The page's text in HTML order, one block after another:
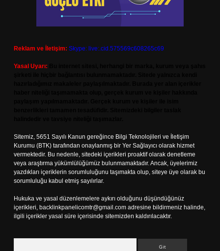
Reklam ve İletişim: Skype: live:.cid.575569c608265c69
Yasal Uyarı:
Sitemiz, 5651 Sayılı Kanun gereğince Bilgi Teknolojileri ve İletişim
Kurumu (BTK) tarafından onaylanmış bir Yer Sağlayıcı olarak hizmet
vermektedir. Bu nedenle, sitedeki içerikleri proaktif olarak denetleme
veya araştırma yükümlülüğümüz bulunmamaktadır. Ancak, üyelerimiz
yazdıkları içeriklerin sorumluluğunu taşımakta olup, siteye üye olarak bu
sorumluluğu kabul etmiş sayılırlar.
Hukuka ve yasal düzenlemelere aykırı olduğunu düşündüğünüz
içerikleri, backlinkpanelicomtr@gmail.com adresine bildirmeniz halinde,
ilgili içerikler yasal süre içerisinde sitemizden kaldırılacaktır.